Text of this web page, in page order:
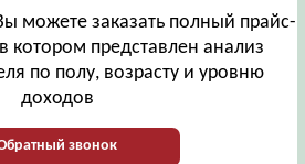
можете заказать полный прайс-
котором представлен анализ
по полу, возрасту и уровню
доходов
звонок